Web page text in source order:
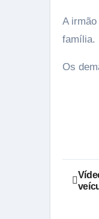
A
família.
Os
de